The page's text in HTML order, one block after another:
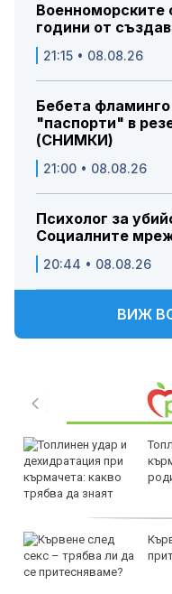
Военноморските
години от
21:15 • 08.08.26
Бебета
"паспорти" в
(СНИМКИ)
21:00 • 08.08.26
Психолог за
Социалните
20:44 • 08.08.26
ВИЖ